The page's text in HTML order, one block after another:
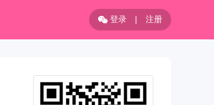
登录 | 注册